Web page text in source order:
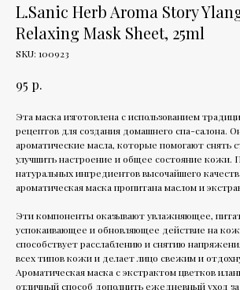
L.Sanic Herb Aroma Story
Relaxing Mask Sheet, 25ml
SKU: 100923
95 р.
Эта маска изготовлена с использованием
рецептов для создания домашнего спа-салона.
ароматические масла, которые помогают снять
улучшить настроение и общее состояние кожи.
натуральных ингредиентов высочайшего
ароматическая маска пропитана маслом и
Эти компоненты оказывают увлажняющее,
успокаивающее и обновляющее действие на
способствует расслаблению и снятию
всех типов кожи и делает лицо свежим и
Ароматическая маска с экстрактом цветков
отличный способ дополнить ежедневный уход